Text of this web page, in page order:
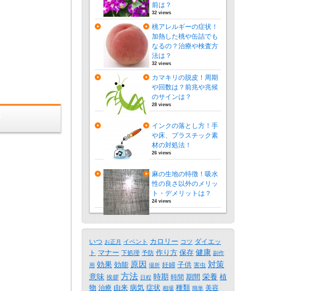
前は？
32 views
桃アレルギーの症状！
加熱した桃や缶詰でも
なるの？治療や検査方
法は？
32 views
カマキリの脱皮！周期
や回数は？前兆や兆候
のサインは？
28 views
インクの落とし方！手
や床、プラスチック素
材の対処法！
26 views
麻の生地の特徴！吸水
性の良さ以外のメリッ
ト・デメリットは？
24 views
いつ お正月 イベント カロリー コツ ダイエッ
ト マナー 下処理 予防 作り方 保存 健康 副作
用 効果 効能 原因 場所 妊婦 子供 害虫 対策
意味 挨拶 方法 日程 時期 時間 期間 栄養 植
物 治療 由来 病気 症状 相場 種類 簡単 美容